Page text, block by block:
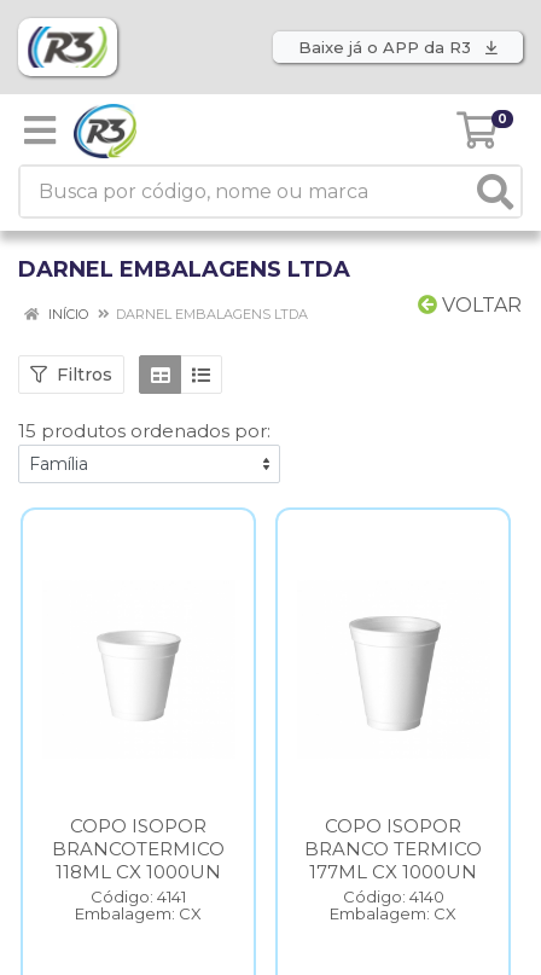
Baixe já o APP da R3
0
DARNEL EMBALAGENS LTDA
VOLTAR
INÍCIO DARNEL EMBALAGENS LTDA
Filtros
15 produtos ordenados por:
COPO ISOPOR
BRANCOTERMICO
118ML CX 1000UN
Código: 4141
Embalagem: CX
COPO ISOPOR
BRANCO TERMICO
177ML CX 1000UN
Código: 4140
Embalagem: CX